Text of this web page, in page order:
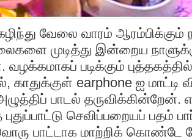
வேலை வாரம்
முடித்து இன்றைய நாளுக்கு
வழக்கமாகப் படிக்கும்
காதுக்குள் earphone ஐ மாட்டி
பாடல் தருவிக்கின்றேன்.
செவிப்பறையப் பதம்
பாட்டாக மாற்றிக் கொண்டே